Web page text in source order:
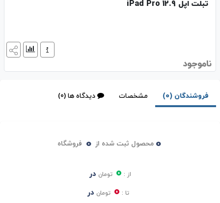
تبلت اپل iPad Pro 12.9
ناموجود
فروشندگان (0) مشخصات دیدگاه ها (0)
0 محصول ثبت شده از 0 فروشگاه
از : 0 تومان در
تا : 0 تومان در